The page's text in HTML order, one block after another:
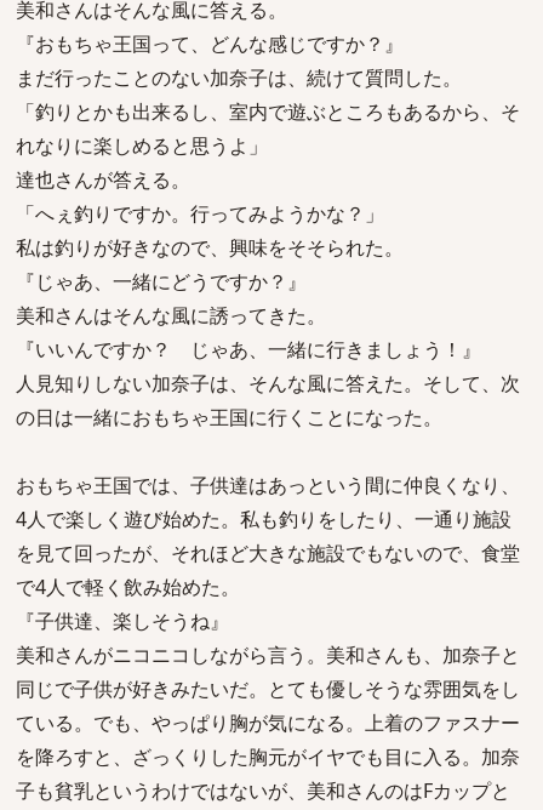
美和さんはそんな風に答える。
『おもちゃ王国って、どんな感じですか？』
まだ行ったことのない加奈子は、続けて質問した。
「釣りとかも出来るし、室内で遊ぶところもあるから、そ
れなりに楽しめると思うよ」
達也さんが答える。
「へぇ釣りですか。行ってみようかな？」
私は釣りが好きなので、興味をそそられた。
『じゃあ、一緒にどうですか？』
美和さんはそんな風に誘ってきた。
『いいんですか？ じゃあ、一緒に行きましょう！』
人見知りしない加奈子は、そんな風に答えた。そして、次
の日は一緒におもちゃ王国に行くことになった。
おもちゃ王国では、子供達はあっという間に仲良くなり、
4人で楽しく遊び始めた。私も釣りをしたり、一通り施設
を見て回ったが、それほど大きな施設でもないので、食堂
で4人で軽く飲み始めた。
『子供達、楽しそうね』
美和さんがニコニコしながら言う。美和さんも、加奈子と
同じで子供が好きみたいだ。とても優しそうな雰囲気をし
ている。でも、やっぱり胸が気になる。上着のファスナー
を降ろすと、ざっくりした胸元がイヤでも目に入る。加奈
子も貧乳というわけではないが、美和さんのはFカップと